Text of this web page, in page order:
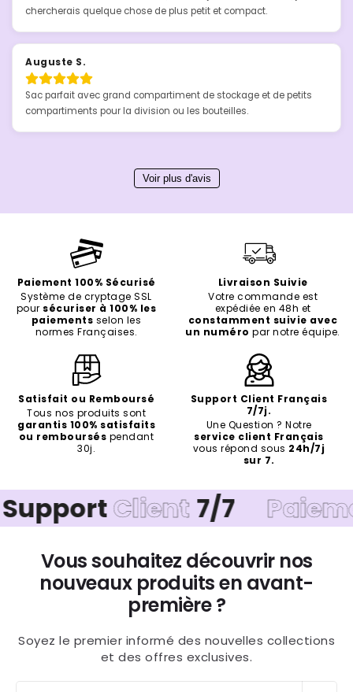
chercherais quelque chose de plus petit et compact.
Auguste S.
Sac parfait avec grand compartiment de stockage et de petits
compartiments pour la division ou les bouteilles.
Voir plus d'avis
Paiement 100% Sécurisé
Système de cryptage SSL
pour sécuriser à 100% les
paiements selon les
normes Françaises.
Livraison Suivie
Votre commande est
expédiée en 48h et
constamment suivie avec
un numéro par notre équipe.
Satisfait ou Remboursé
Tous nos produits sont
garantis 100% satisfaits
ou remboursés pendant
30j.
Support Client Français
7/7j.
Une Question ? Notre
service client Français
vous répond sous 24h/7j
sur 7.
Client 7/7 Paiement
Vous souhaitez découvrir nos
nouveaux produits en avant-
première ?
Soyez le premier informé des nouvelles collections
et des offres exclusives.